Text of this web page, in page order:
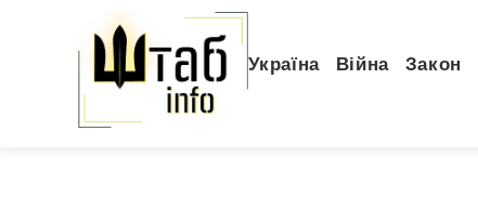
Україна Війна Закон